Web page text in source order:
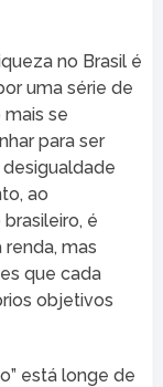
no Brasil é
uma série de
se
para ser
ao
é
mas
que cada
objetivos
está longe de